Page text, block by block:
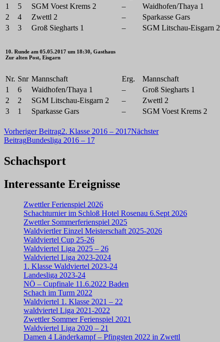
1
5 SGM Voest Krems 2 –
Waidhofen/Thaya 1
2
4 Zwettl 2 –
Sparkasse Gars
3
3 Groß Siegharts 1 – SGM Litschau-Eisgarn 2
10. Runde am 05.05.2017 um 18:30, Gasthaus
Zur alten Post, Eisgarn
Nr. Snr Mannschaft Erg.
Mannschaft
1
6 Waidhofen/Thaya 1 –
Groß Siegharts 1
2
2 SGM Litschau-Eisgarn 2 –
Zwettl 2
3
1 Sparkasse Gars – SGM Voest Krems 2
Beitragsnavigation
Vorheriger Beitrag2. Klasse 2016 – 2017Nächster
BeitragBundesliga 2016 – 17
Schachsport
Interessante Ereignisse
Zwettler Ferienspiel 2026
Schachturnier im Schloß Hotel Rosenau 6.Sept 2026
Zwettler Sommerferienspiel 2025
Waldviertler Einzel Meisterschaft 2025-2026
Waldviertel Cup 25-26
Waldviertel Liga 2025 – 26
Waldviertel Liga 2023-2024
1. Klasse Waldviertel 2023-24
Landesliga 2023-24
NÖ – Cupfinale 11.6.2022 Baden
Schach im Turm 2022
Waldviertel 1. Klasse 2021 – 22
waldviertel Liga 2021-2022
Zwettler Sommer Ferienspiel 2021
Waldviertel Liga 2020 – 21
Damen 4 Länderkampf – Pfingsten 2022 in Zwettl